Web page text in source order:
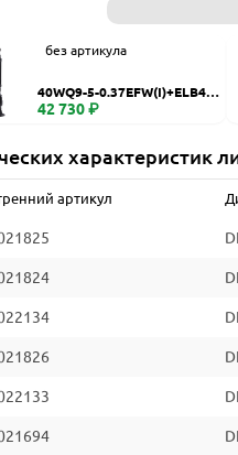
без артикула
40WQ9-5-0.37EFW(I)+ELB40
WQ
42 730 ₽
характеристик
артикул